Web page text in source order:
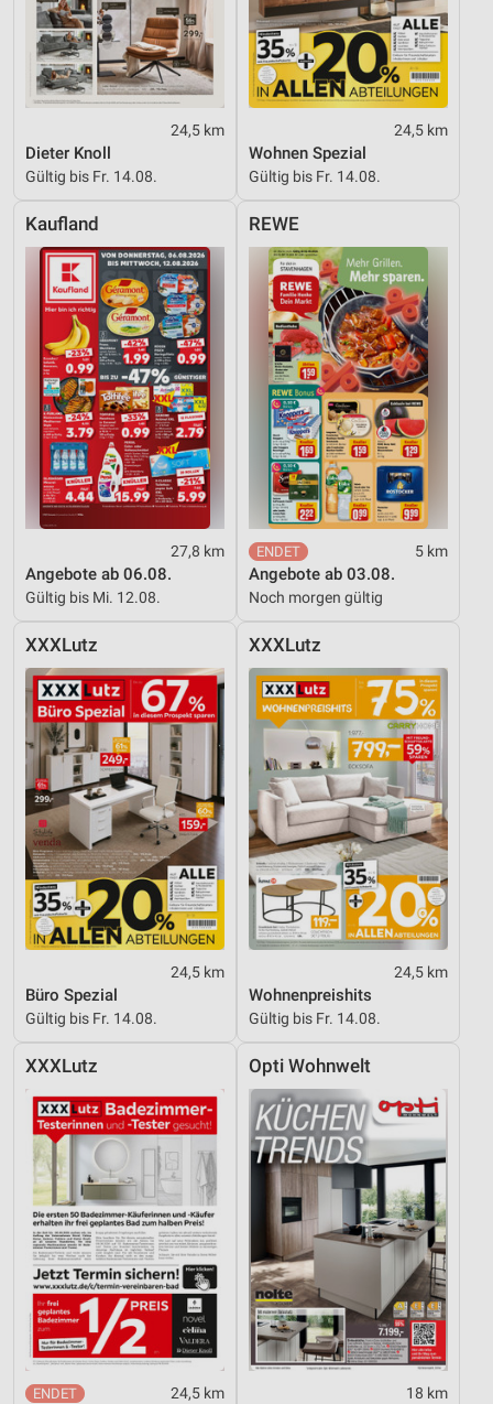
24,5 km
Dieter Knoll
Gültig bis Fr. 14.08.
24,5 km
Wohnen Spezial
Gültig bis Fr. 14.08.
Kaufland
27,8 km
Angebote ab 06.08.
Gültig bis Mi. 12.08.
REWE
5 km
Angebote ab 03.08.
Noch morgen gültig
XXXLutz
24,5 km
Büro Spezial
Gültig bis Fr. 14.08.
XXXLutz
24,5 km
Wohnenpreishits
Gültig bis Fr. 14.08.
XXXLutz
24,5 km
Opti Wohnwelt
18 km